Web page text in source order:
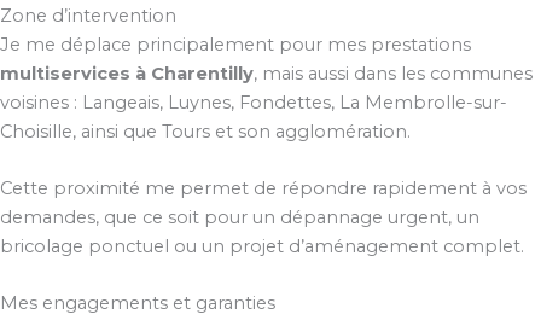
Zone d’intervention
Je me déplace principalement pour mes prestations
multiservices à Charentilly, mais aussi dans les communes
voisines : Langeais, Luynes, Fondettes, La Membrolle-sur-
Choisille, ainsi que Tours et son agglomération.
Cette proximité me permet de répondre rapidement à vos
demandes, que ce soit pour un dépannage urgent, un
bricolage ponctuel ou un projet d’aménagement complet.
Mes engagements et garanties